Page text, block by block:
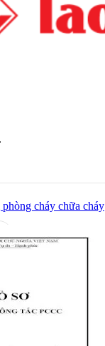
cháy chữa cháy